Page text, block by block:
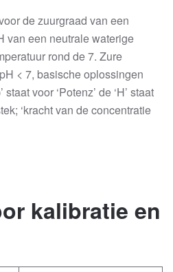
de zuurgraad van een
van een neutrale waterige
rond de 7. Zure
< 7, basische oplossingen
voor ‘Potenz’ de ‘H’ staat
‘kracht van de concentratie
kalibratie en